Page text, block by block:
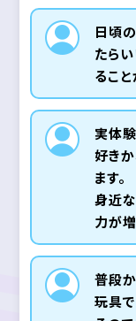
日頃
たら
ること
実体
好き
ます。
身近
力が増
普段
玩具